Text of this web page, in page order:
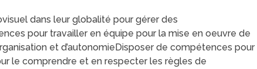
dans leur globalité pour gérer des
pour travailler en équipe pour la mise en oeuvre de
et d’autonomieDisposer de compétences pour
le comprendre et en respecter les règles de